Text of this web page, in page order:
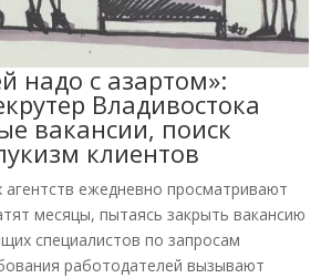
надо с азартом»:
Владивостока
вакансии, поиск
клиентов
агентств ежедневно просматривают
месяцы, пытаясь закрыть вакансию
специалистов по запросам
работодателей вызывают